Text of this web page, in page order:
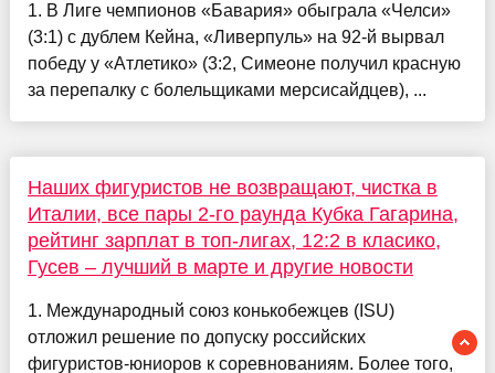
1. В Лиге чемпионов «Бавария» обыграла «Челси»
(3:1) с дублем Кейна, «Ливерпуль» на 92-й вырвал
победу у «Атлетико» (3:2, Симеоне получил красную
за перепалку с болельщиками мерсисайдцев), ...
Наших фигуристов не возвращают, чистка в
Италии, все пары 2-го раунда Кубка Гагарина,
рейтинг зарплат в топ-лигах, 12:2 в класико,
Гусев – лучший в марте и другие новости
1. Международный союз конькобежцев (ISU)
отложил решение по допуску российских
фигуристов-юниоров к соревнованиям. Более того,